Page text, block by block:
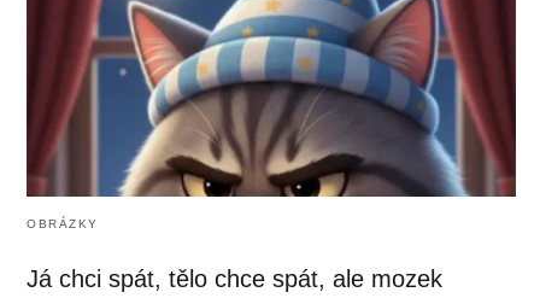
OBRÁZKY
Já chci spát, tělo chce spát, ale mozek